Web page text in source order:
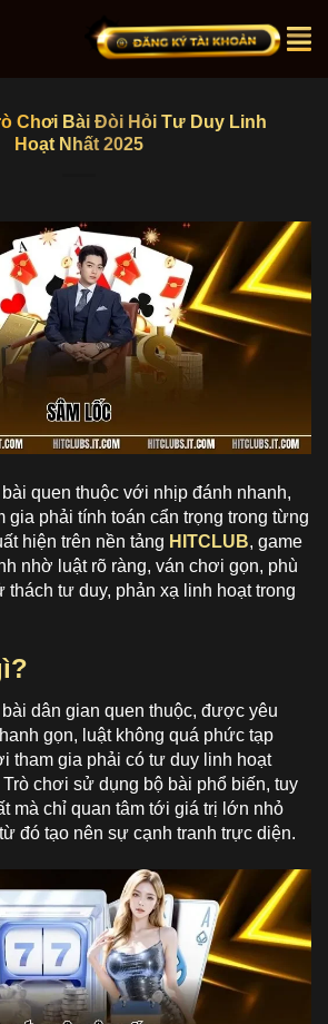
Chơi Bài Đòi Hỏi Tư Duy Linh
Hoạt Nhất 2025
bài quen thuộc với nhịp đánh nhanh,
gia phải tính toán cẩn trọng trong từng
hiện trên nền tảng HITCLUB, game
nhờ luật rõ ràng, ván chơi gọn, phù
tư duy, phản xạ linh hoạt trong
bài dân gian quen thuộc, được yêu
gọn, luật không quá phức tạp
tham gia phải có tư duy linh hoạt
chơi sử dụng bộ bài phổ biến, tuy
mà chỉ quan tâm tới giá trị lớn nhỏ
đó tạo nên sự cạnh tranh trực diện.